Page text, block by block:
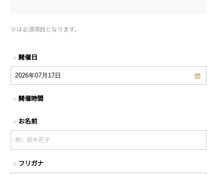
※は必須項目となります。
※ 開催日
※ 開催時間
※ お名前
※ フリガナ